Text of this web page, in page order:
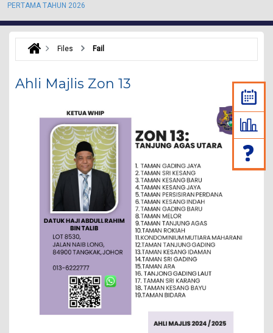
PERTAMA TAHUN 2026
Files Fail
Ahli Majlis Zon 13